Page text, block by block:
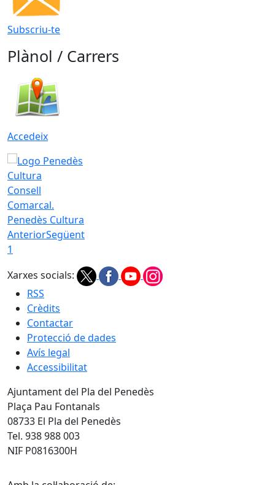
Subscriu-te
Plànol / Carrers
Accedeix
Consell
Comarcal.
Penedès Cultura
AnteriorSegüent
1
Xarxes socials:
RSS
Crèdits
Contactar
Protecció de dades
Avís legal
Accessibilitat
Ajuntament del Pla del Penedès
Plaça Pau Fontanals
08733 El Pla del Penedès
Tel. 938 988 003
NIF P0816300H